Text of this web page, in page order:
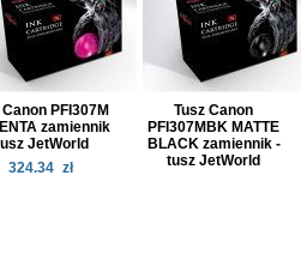
Canon PFI307M
zamiennik
JetWorld
324.34 zł
Tusz Canon
PFI307MBK MATTE
BLACK zamiennik -
tusz JetWorld